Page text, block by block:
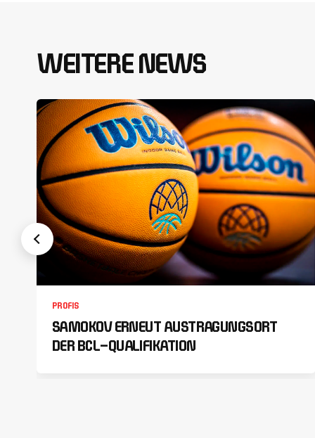
WEITERE NEWS
PROFIS
SAMOKOV ERNEUT AUSTRAGUNGSORT
DER BCL-QUALIFIKATION